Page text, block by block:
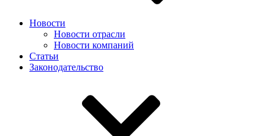
Новости
Новости отрасли
Новости компаний
Статьи
Законодательство